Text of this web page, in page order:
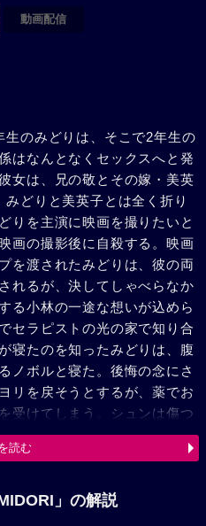
動画配信
のみどりは、そこで2年生の
はなんとなくセックスへと発
女は、兄の敬とその嫁・美英
どりと美英子とは全く折り
りを主演に映画を撮りたいと
画の撮影後に自殺する。映画
を渡されたみどりは、彼の両
れるが、決してしゃべらなか
る小林の一途な想いが込めら
セラピストの光の家で知り合
寝たのを知ったみどりは、腹
ノボルと寝た。後悔の念にさ
リを戻そうとするが、薬でお
受けてしまう。シュンは傷つ
た。ノボルはその後、光を殺
いた。そんな彼を見ながら、
んな妹を溺愛してかばう敬に
読む
」の解説